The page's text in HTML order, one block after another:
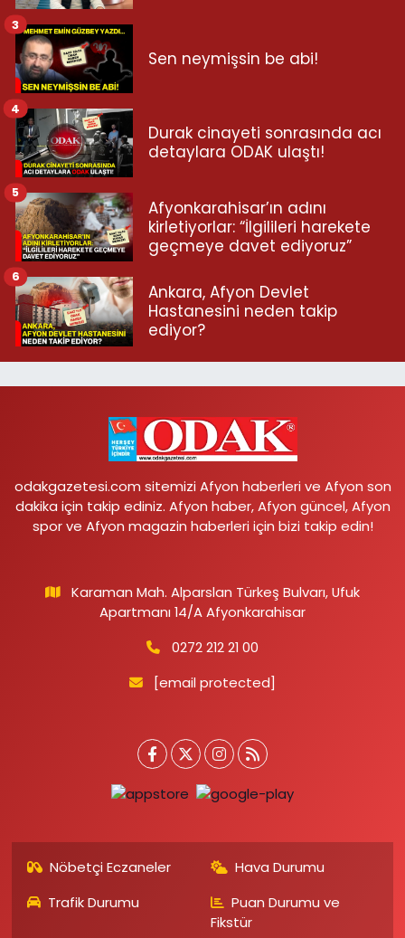
Sen neymişsin be abi!
3
Durak cinayeti sonrasında acı
detaylara ODAK ulaştı!
4
Afyonkarahisar’ın adını
kirletiyorlar: “İlgilileri harekete
geçmeye davet ediyoruz”
5
Ankara, Afyon Devlet
Hastanesini neden takip
ediyor?
6
odakgazetesi.com sitemizi Afyon haberleri ve Afyon son
dakika için takip ediniz. Afyon haber, Afyon güncel, Afyon
spor ve Afyon magazin haberleri için bizi takip edin!
Karaman Mah. Alparslan Türkeş Bulvarı, Ufuk
Apartmanı 14/A Afyonkarahisar
0272 212 21 00
[email protected]
Nöbetçi Eczaneler
Hava Durumu
Trafik Durumu
Puan Durumu ve
Fikstür